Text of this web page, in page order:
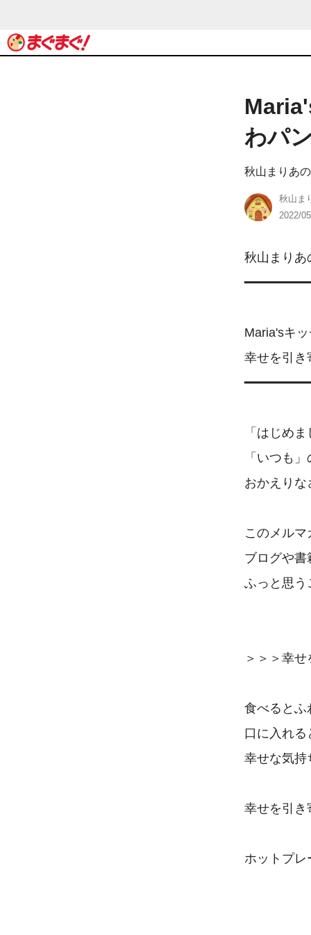
わパ
秋山まりあ
秋山ま
2022/
秋山まり
Maria'sキ
幸せを引き
「はじめ
「いつも
おかえりな
このメルマ
ブログや
ふっと思う
＞＞＞幸
食べるとふ
口に入れ
幸せな気持
幸せを引き
ホットプ